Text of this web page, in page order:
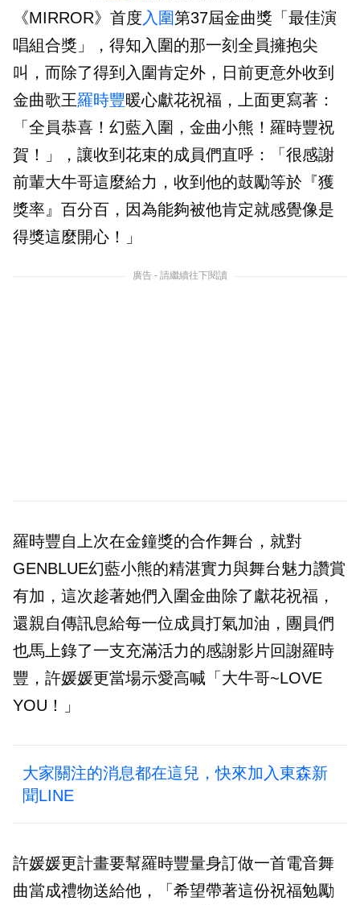
《MIRROR》首度 入圍第37屆金曲獎「最佳演
唱組合獎」，得知入圍的那一刻全員擁抱尖
叫，而除了得到入圍肯定外，日前更意外收到
金曲歌王羅時豐暖心獻花祝福，上面更寫著：
「全員恭喜！幻藍入圍，金曲小熊！羅時豐祝
賀！」，讓收到花束的成員們直呼：「很感謝
前輩大牛哥這麼給力，收到他的鼓勵等於『獲
獎率』百分百，因為能夠被他肯定就感覺像是
得獎這麼開心！」
廣告 - 請繼續往下閱讀
羅時豐自上次在金鐘獎的合作舞台，就對
GENBLUE幻藍小熊的精湛實力與舞台魅力讚賞
有加，這次趁著她們入圍金曲除了獻花祝福，
還親自傳訊息給每一位成員打氣加油，團員們
也馬上錄了一支充滿活力的感謝影片回謝羅時
豐，許媛媛更當場示愛高喊「大牛哥~LOVE
YOU！」
大家關注的消息都在這兒，快來加入東森新
聞LINE
許媛媛更計畫要幫羅時豐量身訂做一首電音舞
曲當成禮物送給他，「希望帶著這份祝福勉勵